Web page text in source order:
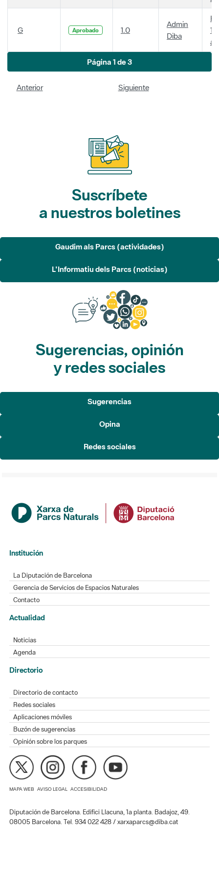
G Aprobado 1.0
Admin
Diba
14
Página 1 de 3
Anterior Siguiente
Suscríbete
a nuestros boletines
Gaudim als Parcs (actividades)
L'Informatiu dels Parcs (noticias)
Sugerencias, opinión
y redes sociales
Sugerencias
Opina
Redes sociales
Institución
La Diputación de Barcelona
Gerencia de Servicios de Espacios Naturales
Contacto
Actualidad
Noticias
Agenda
Directorio
Directorio de contacto
Redes sociales
Aplicaciones móviles
Buzón de sugerencias
Opinión sobre los parques
MAPA WEB AVISO LEGAL ACCESIBILIDAD
Diputación de Barcelona. Edifici Llacuna, 1a planta. Badajoz, 49.
08005 Barcelona. Tel. 934 022 428 / xarxaparcs@diba.cat